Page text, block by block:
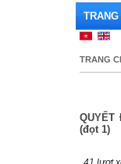
TRANG
TRANG
(đọt 1)